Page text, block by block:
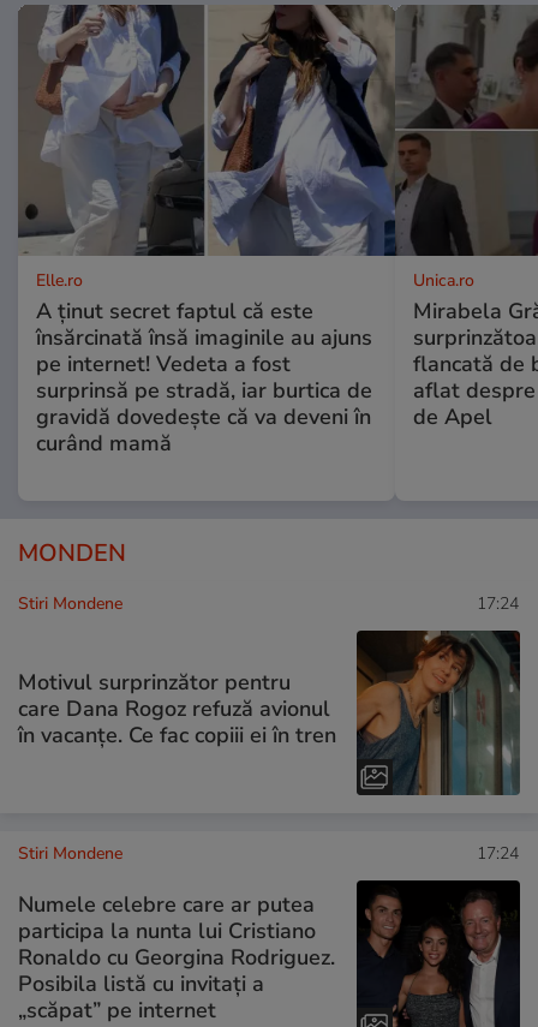
Elle.ro
A ținut secret faptul că este
însărcinată însă imaginile au ajuns
pe internet! Vedeta a fost
surprinsă pe stradă, iar burtica de
gravidă dovedește că va deveni în
curând mamă
Unica.ro
Mirabela
flancată de
aflat
de Apel
MONDEN
Stiri Mondene 17:24
Motivul surprinzător pentru
care Dana Rogoz refuză avionul
în vacanțe. Ce fac copiii ei în tren
Stiri Mondene 17:24
Numele celebre care ar putea
participa la nunta lui Cristiano
Ronaldo cu Georgina Rodriguez.
Posibila listă cu invitați a
„scăpat” pe internet